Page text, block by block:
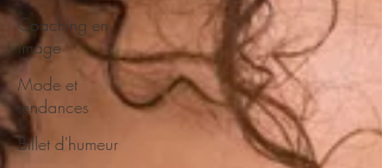
Coaching en
image
Mode et
tendances
Billet d'humeur